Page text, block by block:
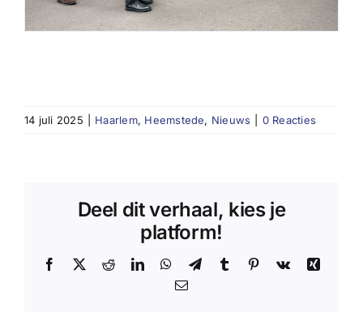
14 juli 2025 Haarlem, Heemstede, Nieuws 0 Reacties
Deel dit verhaal, kies je
platform!
Facebook
X RedditLinkedInWhatsApp
TelegramTumblr Pinterest
Vk
Xing
E-